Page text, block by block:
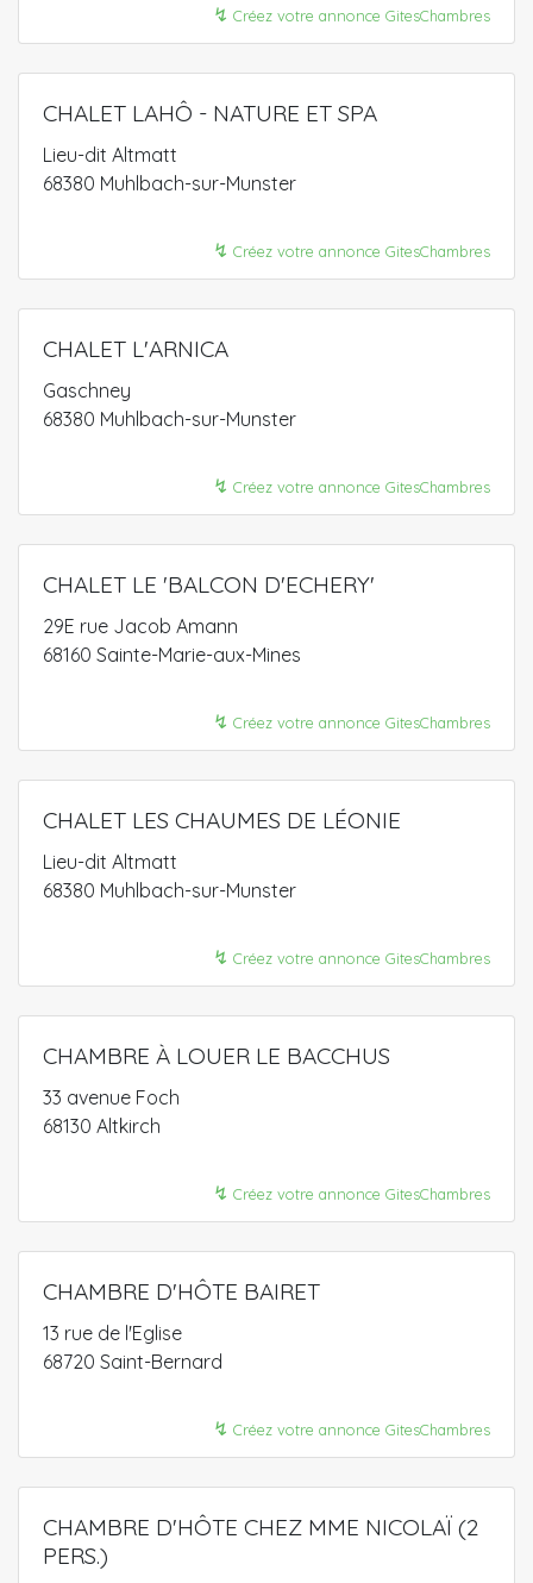
↯ Créez votre annonce GitesChambres
CHALET LAHÔ - NATURE ET SPA
Lieu-dit Altmatt
68380 Muhlbach-sur-Munster
↯ Créez votre annonce GitesChambres
CHALET L'ARNICA
Gaschney
68380 Muhlbach-sur-Munster
↯ Créez votre annonce GitesChambres
CHALET LE 'BALCON D'ECHERY'
29E rue Jacob Amann
68160 Sainte-Marie-aux-Mines
↯ Créez votre annonce GitesChambres
CHALET LES CHAUMES DE LÉONIE
Lieu-dit Altmatt
68380 Muhlbach-sur-Munster
↯ Créez votre annonce GitesChambres
CHAMBRE À LOUER LE BACCHUS
33 avenue Foch
68130 Altkirch
↯ Créez votre annonce GitesChambres
CHAMBRE D'HÔTE BAIRET
13 rue de l'Eglise
68720 Saint-Bernard
↯ Créez votre annonce GitesChambres
CHAMBRE D'HÔTE CHEZ MME NICOLAÏ (2
PERS.)